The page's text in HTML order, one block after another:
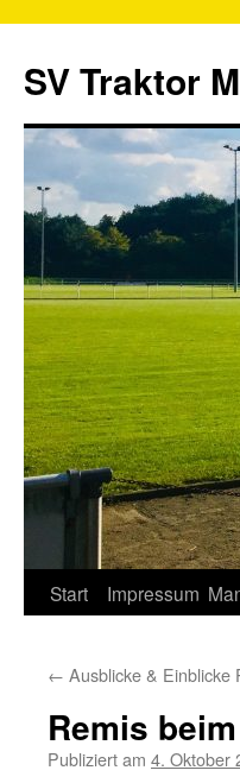
SV Traktor
Springe
Inhalt
Start Impressum
← Ausblicke & Einblicke
Remis
Publiziert am 4. Oktober